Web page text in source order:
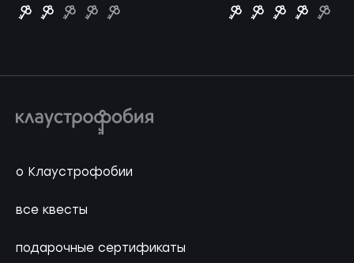
о Клаустрофобии
все квесты
подарочные сертификаты